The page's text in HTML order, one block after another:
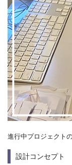
進行中プロジェクト
設計コンセプト